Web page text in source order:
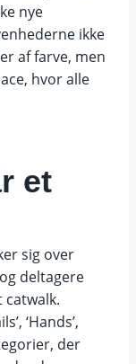
nye
ikke
af farve, men
hvor alle
et
sig over
deltagere
‘Hands’,
der